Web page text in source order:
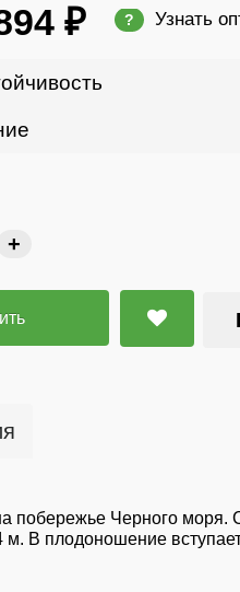
₽ ? Узнать
+
побережье Черного моря.
В плодоношение